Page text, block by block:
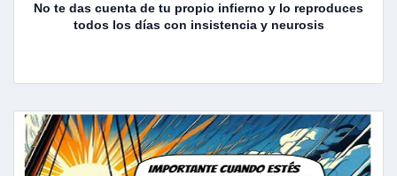
No te das cuenta de tu propio infierno y lo reproduces
todos los días con insistencia y neurosis